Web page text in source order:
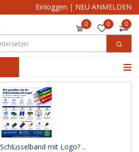
Einloggen | NEU ANMELDEN
0 0 0
mit Logo? ..